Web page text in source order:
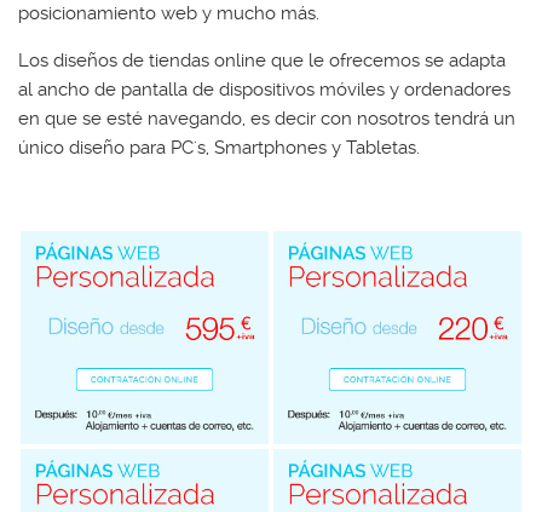
posicionamiento web y mucho más.
Los diseños de tiendas online que le ofrecemos se adapta
al ancho de pantalla de dispositivos móviles y ordenadores
en que se esté navegando, es decir con nosotros tendrá un
único diseño para PC's, Smartphones y Tabletas.